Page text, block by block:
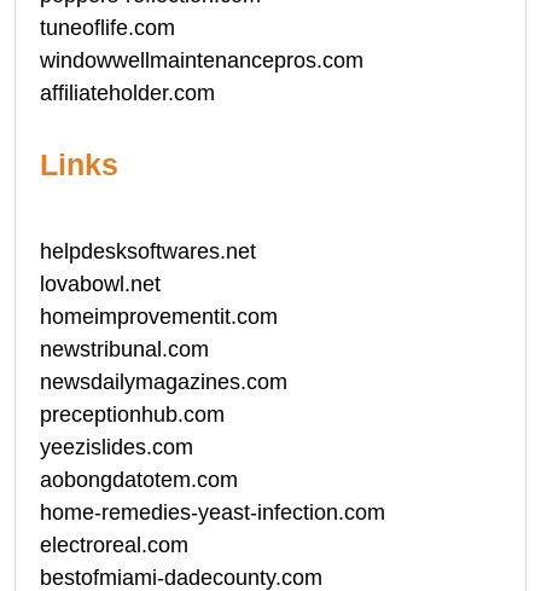
tuneoflife.com
windowwellmaintenancepros.com
affiliateholder.com
Links
helpdesksoftwares.net
lovabowl.net
homeimprovementit.com
newstribunal.com
newsdailymagazines.com
preceptionhub.com
yeezislides.com
aobongdatotem.com
home-remedies-yeast-infection.com
electroreal.com
bestofmiami-dadecounty.com